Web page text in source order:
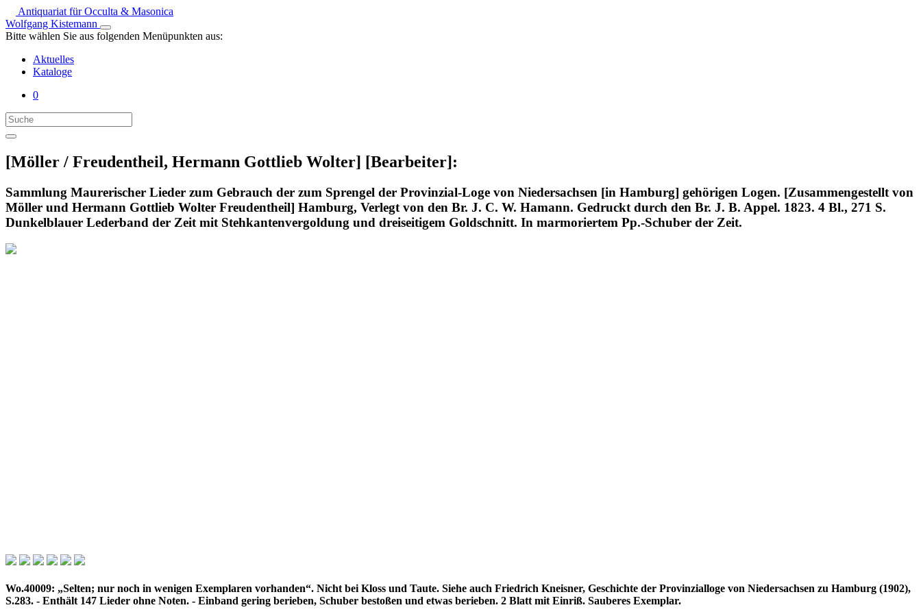
Antiquariat für Occulta & Masonica
Wolfgang Kistemann
Bitte wählen Sie aus folgenden Menüpunkten aus:
Aktuelles
Kataloge
0
[Möller / Freudentheil, Hermann Gottlieb Wolter] [Bearbeiter]:
Sammlung Maurerischer Lieder zum Gebrauch der zum Sprengel der Provinzial-Loge von Niedersachsen [in Hamburg] gehörigen Logen. [Zusammengestellt von
Möller und Hermann Gottlieb Wolter Freudentheil] Hamburg, Verlegt von den Br. J. C. W. Hamann. Gedruckt durch den Br. J. B. Appel. 1823. 4 Bl., 271 S.
Dunkelblauer Lederband der Zeit mit Stehkantenvergoldung und dreiseitigem Goldschnitt. In marmoriertem Pp.-Schuber der Zeit.
Wo.40009: „Selten; nur noch in wenigen Exemplaren vorhanden“. Nicht bei Kloss und Taute. Siehe auch Friedrich Kneisner, Geschichte der Provinzialloge von Niedersachsen zu Hamburg (1902),
S.283. - Enthält 147 Lieder ohne Noten. - Einband gering berieben, Schuber bestoßen und etwas berieben. 2 Blatt mit Einriß. Sauberes Exemplar.